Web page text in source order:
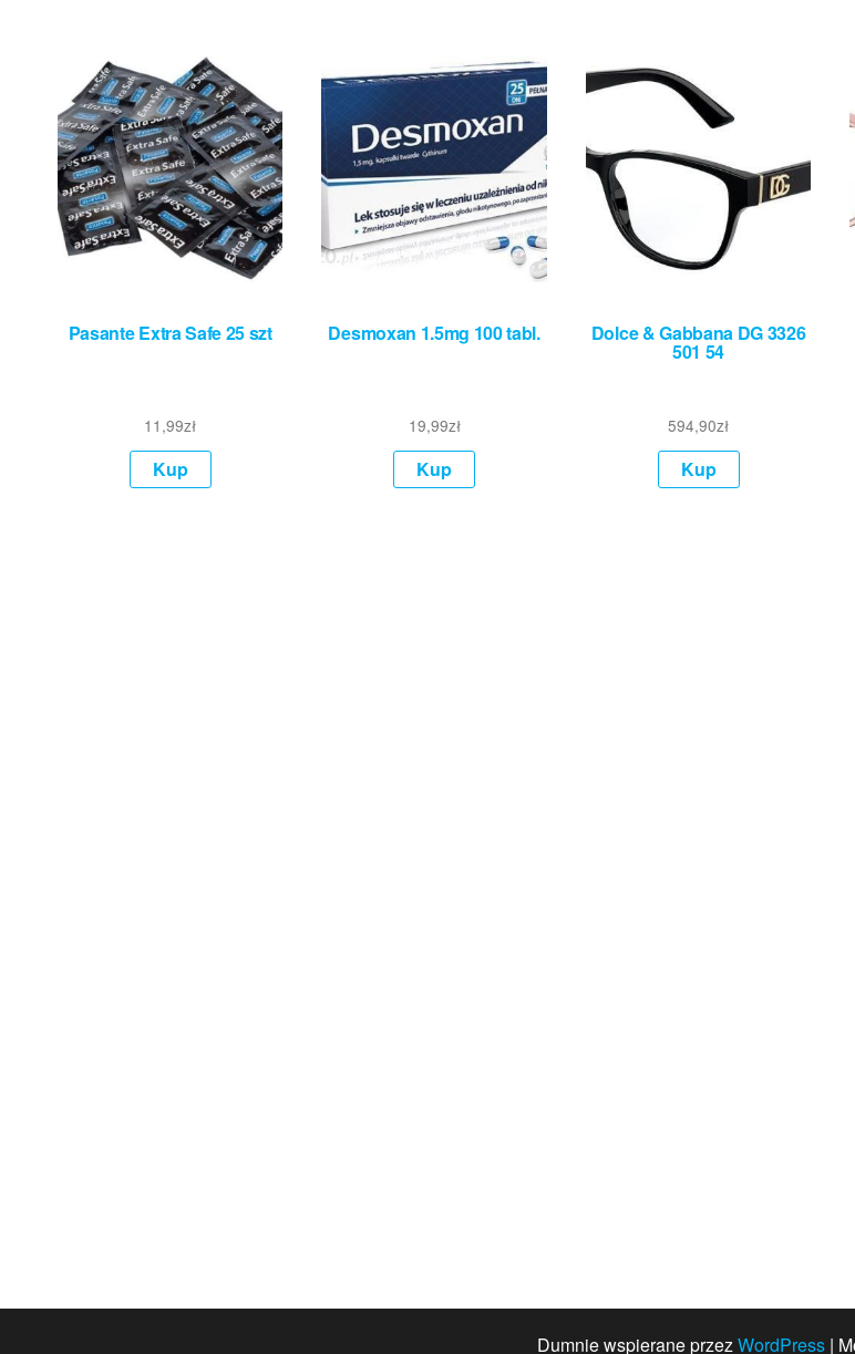
Pasante Extra Safe 25 szt
11,99zł
Kup
Desmoxan 1.5mg 100 tabl.
19,99zł
Kup
Dolce & Gabbana DG 3326
501 54
594,90zł
Kup
Dumnie wspierane przez WordPress |